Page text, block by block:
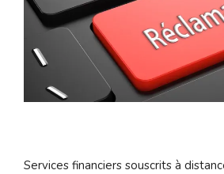
Services financiers souscrits à